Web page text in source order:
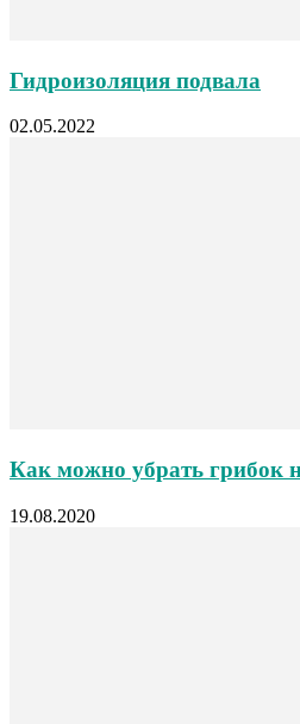
Гидроизоляция подвала
02.05.2022
Как можно убрать грибок
19.08.2020